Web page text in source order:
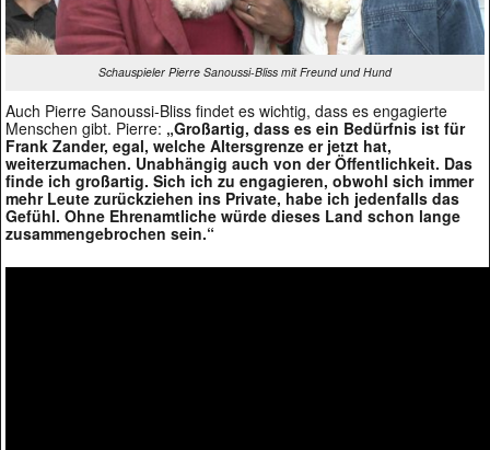
Schauspieler Pierre Sanoussi-Bliss mit Freund und Hund
Auch Pierre Sanoussi-Bliss findet es wichtig, dass es engagierte
Menschen gibt. Pierre: „Großartig, dass es ein Bedürfnis ist für
Frank Zander, egal, welche Altersgrenze er jetzt hat,
weiterzumachen. Unabhängig auch von der Öffentlichkeit. Das
finde ich großartig. Sich ich zu engagieren, obwohl sich immer
mehr Leute zurückziehen ins Private, habe ich jedenfalls das
Gefühl. Ohne Ehrenamtliche würde dieses Land schon lange
zusammengebrochen sein.“